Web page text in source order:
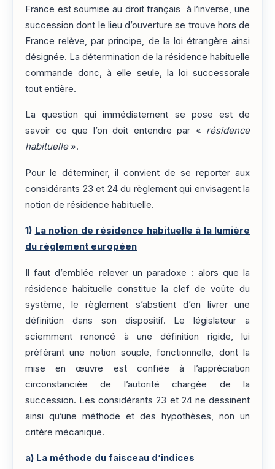
France est soumise au droit français à l’inverse, une
succession dont le lieu d’ouverture se trouve hors de
France relève, par principe, de la loi étrangère ainsi
désignée. La détermination de la résidence habituelle
commande donc, à elle seule, la loi successorale
tout entière.
La question qui immédiatement se pose est de
savoir ce que l’on doit entendre par « résidence
habituelle».
Pour le déterminer, il convient de se reporter aux
considérants 23 et 24 du règlement qui envisagent la
notion de résidence habituelle.
1) La notion de résidence habituelle à la lumière
du règlement européen
Il faut d’emblée relever un paradoxe : alors que la
résidence habituelle constitue la clef de voûte du
système, le règlement s’abstient d’en livrer une
définition dans son dispositif. Le législateur a
sciemment renoncé à une définition rigide, lui
préférant une notion souple, fonctionnelle, dont la
mise en œuvre est confiée à l’appréciation
circonstanciée de l’autorité chargée de la
succession. Les considérants 23 et 24 ne dessinent
ainsi qu’une méthode et des hypothèses, non un
critère mécanique.
a) La méthode du faisceau d’indices